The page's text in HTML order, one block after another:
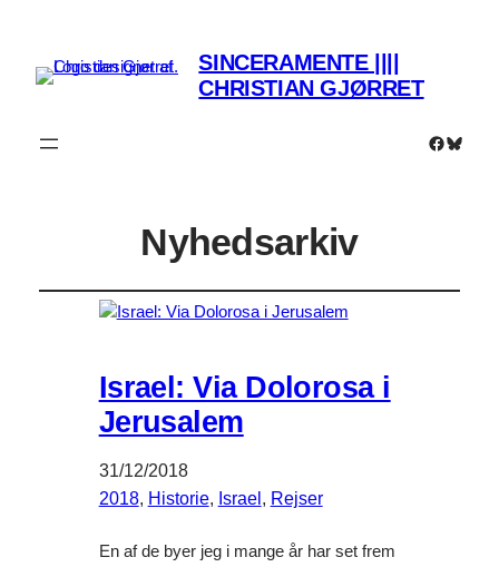
SINCERAMENTE ||||
CHRISTIAN GJØRRET
Nyhedsarkiv
Israel: Via Dolorosa i
Jerusalem
31/12/2018
2018, Historie, Israel , Rejser
En af de byer jeg i mange år har set frem